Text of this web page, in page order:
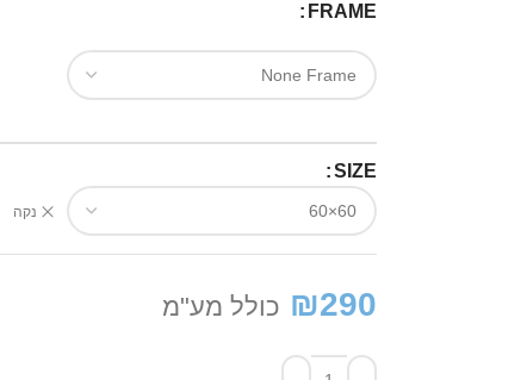
FRAME
SIZE
נקה
₪290 כולל מע"מ